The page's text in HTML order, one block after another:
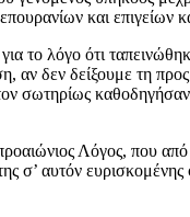
και
το λόγο ότι
αν δεν δείξουμε τη
σωτηρίως
Λόγος, που
σ’ αυτόν